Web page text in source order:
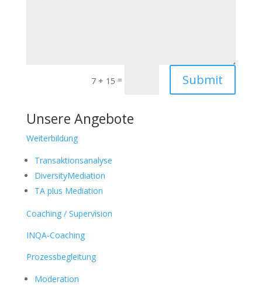
7 + 15 = Submit
Unsere Angebote
Weiterbildung
Transaktionsanalyse
DiversityMediation
TA plus Mediation
Coaching / Supervision
INQA-Coaching
Prozessbegleitung
Moderation